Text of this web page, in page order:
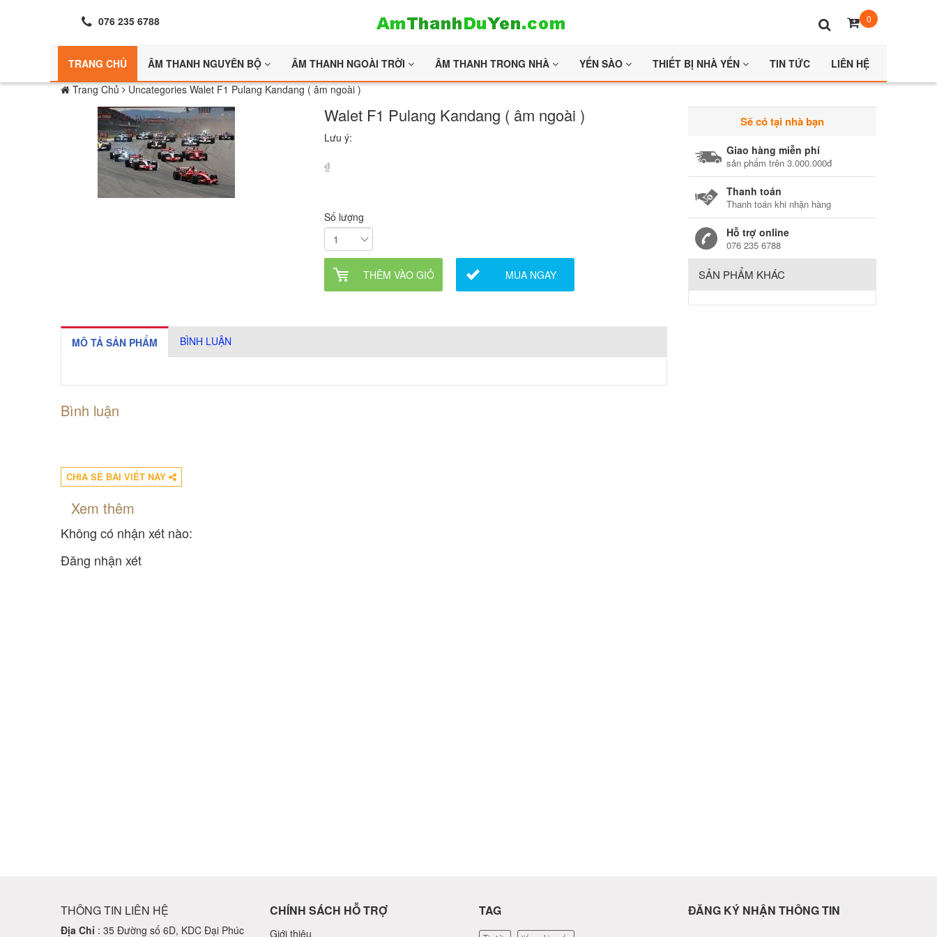
076 235 6788 0
TRANG CHỦ ÂM THANH NGUYÊN BỘ ÂM THANH NGOÀI TRỜI ÂM THANH TRONG NHÀ YẾN SÀO THIẾT BỊ NHÀ YẾN TIN TỨC
LIÊN HỆ
Trang Chủ
Uncategories Walet F1 Pulang Kandang ( âm ngoài )
Walet F1 Pulang Kandang ( âm ngoài )
Lưu ý:
₫
Số lượng
THÊM VÀO GIỎ MUA NGAY
MÔ TẢ SẢN PHẨM BÌNH LUẬN
Bình luận
CHIA SẺ BÀI VIẾT NÀY
Xem thêm
Không có nhận xét nào:
Đăng nhận xét
Sẽ có tại nhà bạn
Giao hàng miễn phí
sản phẩm trên 3.000.000đ
Thanh toán
Thanh toán khi nhận hàng
Hỗ trợ online
076 235 6788
SẢN PHẨM KHÁC
THÔNG TIN LIÊN HỆ
Địa Chỉ : 35 Đường số 6D, KDC Đại Phúc
CHÍNH SÁCH HỖ TRỢ
Giới thiệu
TAG ĐĂNG KÝ NHẬN THÔNG TIN